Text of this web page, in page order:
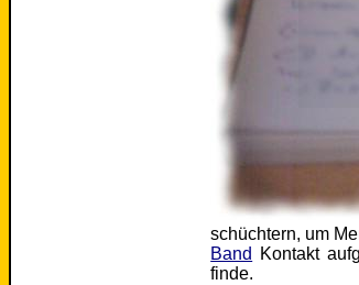
schüchtern, um
Band
Kontakt
finde.